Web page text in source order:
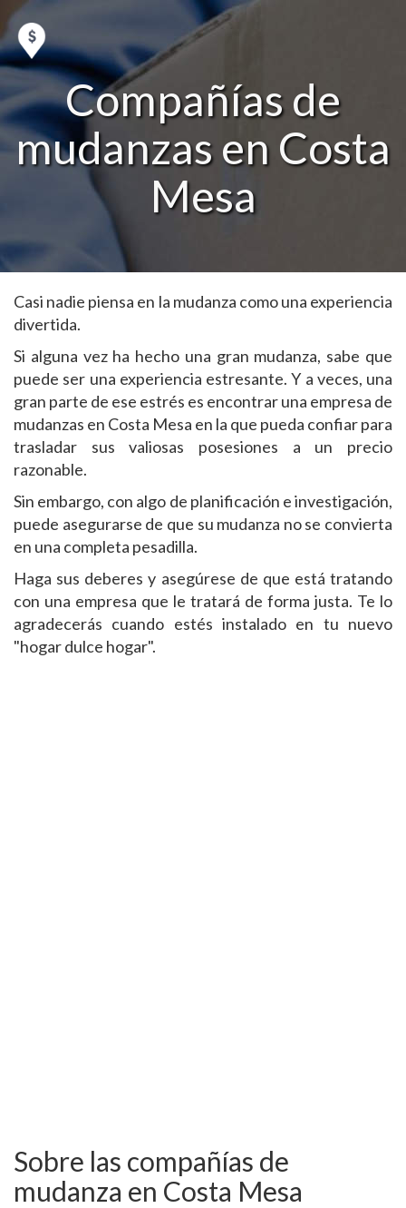
Compañías de
mudanzas en Costa
Mesa
Casi nadie piensa en la mudanza como una experiencia
divertida.
Si alguna vez ha hecho una gran mudanza, sabe que
puede ser una experiencia estresante. Y a veces, una
gran parte de ese estrés es encontrar una empresa de
mudanzas en Costa Mesa en la que pueda confiar para
trasladar sus valiosas posesiones a un precio
razonable.
Sin embargo, con algo de planificación e investigación,
puede asegurarse de que su mudanza no se convierta
en una completa pesadilla.
Haga sus deberes y asegúrese de que está tratando
con una empresa que le tratará de forma justa. Te lo
agradecerás cuando estés instalado en tu nuevo
"hogar dulce hogar".
Sobre las compañías de
mudanza en Costa Mesa